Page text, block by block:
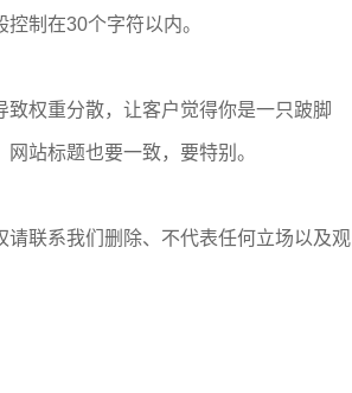
制在30个字符以内。
权重分散，让客户觉得你是一只跛脚
站标题也要一致，要特别。
请联系我们删除、不代表任何立场以及观